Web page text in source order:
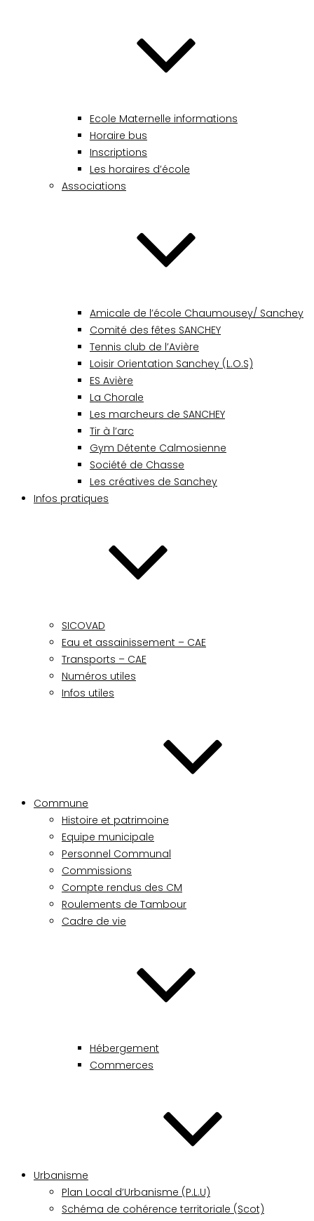
Ecole Maternelle informations
Horaire bus
Inscriptions
Les horaires d’école
Associations
Amicale de l’école Chaumousey/ Sanchey
Comité des fêtes SANCHEY
Tennis club de l’Avière
Loisir Orientation Sanchey (L.O.S)
ES Avière
La Chorale
Les marcheurs de SANCHEY
Tir à l’arc
Gym Détente Calmosienne
Société de Chasse
Les créatives de Sanchey
Infos pratiques
SICOVAD
Eau et assainissement – CAE
Transports – CAE
Numéros utiles
Infos utiles
Commune
Histoire et patrimoine
Equipe municipale
Personnel Communal
Commissions
Compte rendus des CM
Roulements de Tambour
Cadre de vie
Hébergement
Commerces
Urbanisme
Plan Local d’Urbanisme (P.L.U)
Schéma de cohérence territoriale (Scot)